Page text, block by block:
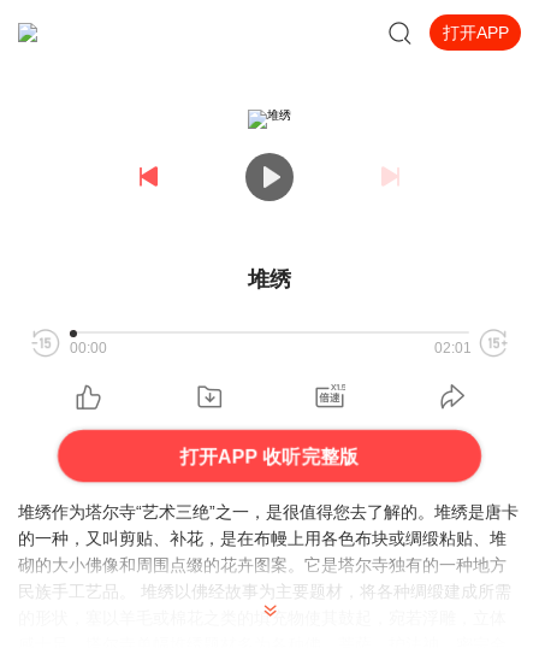
打开APP
堆绣
00:00 02:01
打开APP 收听完整版
堆绣作为塔尔寺“艺术三绝”之一，是很值得您去了解的。堆绣是唐卡
的一种，又叫剪贴、补花，是在布幔上用各色布块或绸缎粘贴、堆
砌的大小佛像和周围点缀的花卉图案。它是塔尔寺独有的一种地方
民族手工艺品。 堆绣以佛经故事为主要题材，将各种绸缎建成所需
的形状，塞以羊毛或棉花之类的填充物使其鼓起，宛若浮雕，立体